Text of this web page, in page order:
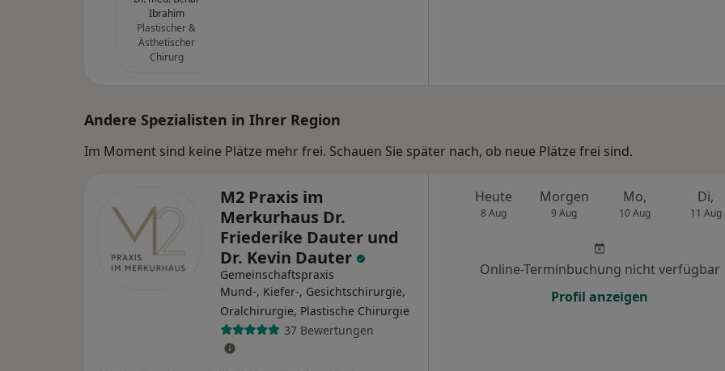
Ibrahim
Plastischer &
Ästhetischer
Chirurg
Andere Spezialisten in Ihrer Region
Im Moment sind keine Plätze mehr frei. Schauen Sie später nach, ob neue Plätze frei sind.
M2 Praxis im
Merkurhaus Dr.
Friederike Dauter und
Dr. Kevin Dauter
Gemeinschaftspraxis
Mund-, Kiefer-, Gesichtschirurgie,
Oralchirurgie, Plastische Chirurgie
37 Bewertungen
Heute
8 Aug
Morgen
9 Aug
Mo,
10 Aug
Di,
11 Aug
Online-Terminbuchung nicht verfügbar
Profil anzeigen